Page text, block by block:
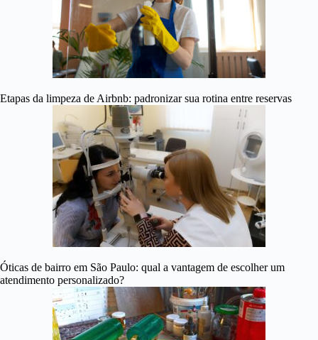
Etapas da limpeza de Airbnb: padronizar sua rotina entre reservas
Óticas de bairro em São Paulo: qual a vantagem de escolher um
atendimento personalizado?